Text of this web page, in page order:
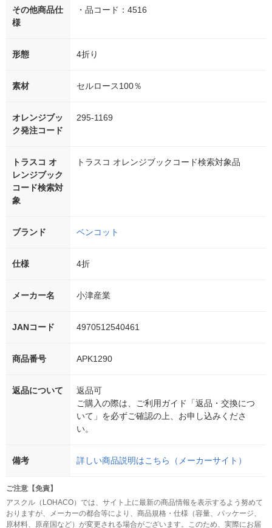
その他商品仕
様
・品コード：4516
形態 4折り
素材 セルロース100％
オレンジブッ
ク発注コード
295-1169
トラスコ オ
レンジブック
コード検索対
象
トラスコ オレンジブックコード検索対象品
ブランド ベンコット
仕様 4折
メーカー名 小津産業
JANコード 4970512540461
商品番号 APK1290
返品について
返品可
ご購入の際は、ご利用ガイド「返品・交換につ
いて」を必ずご確認の上、お申し込みくださ
い。
備考 詳しい商品説明はこちら（メーカーサイト）
ご注意【免責】
アスクル（LOHACO）では、サイト上に最新の商品情報を表示するよう努めて
おりますが、メーカーの都合等により、商品規格・仕様（容量、パッケージ、
原材料、原産国など）が変更される場合がございます。このため、実際にお届